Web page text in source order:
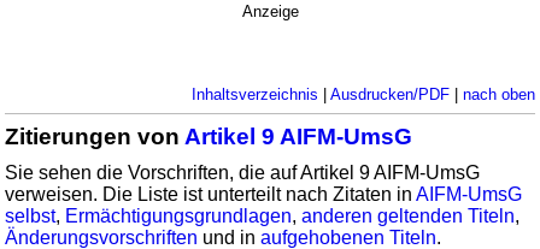
Anzeige
Inhaltsverzeichnis | Ausdrucken/PDF| nach oben
Zitierungen von Artikel 9 AIFM-UmsG
Sie sehen die Vorschriften, die auf Artikel 9 AIFM-UmsG
verweisen. Die Liste ist unterteilt nach Zitaten inAIFM-UmsG
selbst, Ermächtigungsgrundlagen,anderen geltenden Titeln,
Änderungsvorschriften und inaufgehobenen Titeln.